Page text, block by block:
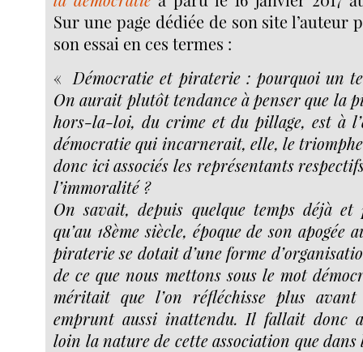
Sur une page dédiée de son site l’auteur
son essai en ces termes :
« Démocratie et piraterie : pourquoi un
On aurait plutôt tendance à penser que la
hors-la-loi, du crime et du pillage, est à
démocratie qui incarnerait, elle, le
donc ici associés les représentants
l’immoralité ?
On savait, depuis quelque temps déjà
qu’au 18ème siècle, époque de son apogée
piraterie se dotait d’une forme
de ce que nous mettons sous le mot
méritait que l’on réfléchisse plus
emprunt aussi inattendu. Il fallait donc
loin la nature de cette association que